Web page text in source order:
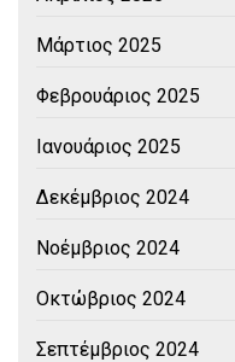
Μάρτιος 2025
Φεβρουάριος 2025
Ιανουάριος 2025
Δεκέμβριος 2024
Νοέμβριος 2024
Οκτώβριος 2024
Σεπτέμβριος 2024